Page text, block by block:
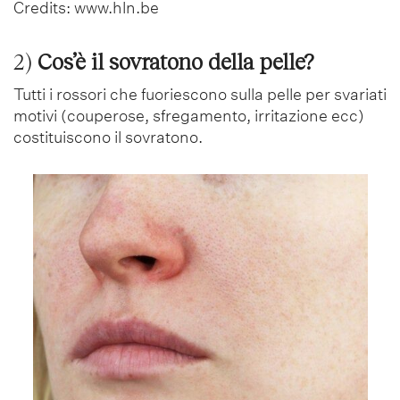
Credits: www.hln.be
2) Cos’è il sovratono della pelle?
Tutti i rossori che fuoriescono sulla pelle per svariati
motivi (couperose, sfregamento, irritazione ecc)
costituiscono il sovratono.